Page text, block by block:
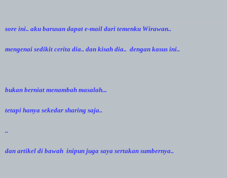
sore ini.. aku barusan dapat e-mail dari temenku Wirawan..
mengenai sedikit cerita dia.. dan kisah dia.. dengan kasus ini..
bukan berniat menambah masalah...
tetapi hanya sekedar sharing saja..
..
dan artikel di bawah inipun juga saya sertakan sumbernya..